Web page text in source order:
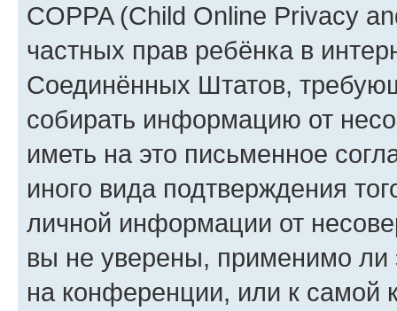
COPPA (Child Online Privacy
частных прав ребёнка в
Соединённых Штатов,
собирать информацию от
иметь на это письменное
иного вида подтверждения
личной информации от
вы не уверены, применимо ли
на конференции, или к самой